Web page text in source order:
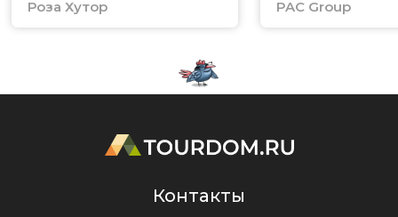
Роза Хутор PAC Group
Контакты